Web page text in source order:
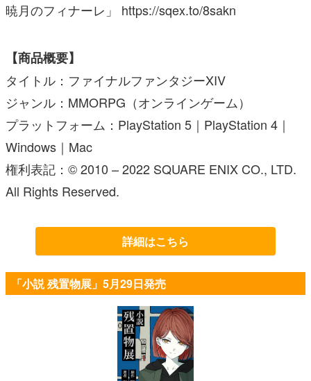
暁月のフィナーレ」 https://sqex.to/8sakn
【商品概要】
タイトル：ファイナルファンタジーXIV
ジャンル：MMORPG（オンラインゲーム）
プラットフォーム：PlayStation 5｜PlayStation 4｜
Windows｜Mac
権利表記：© 2010 – 2022 SQUARE ENIX CO., LTD.
All Rights Reserved.
詳細はこちら
「小説 残置物展」5月29日発売